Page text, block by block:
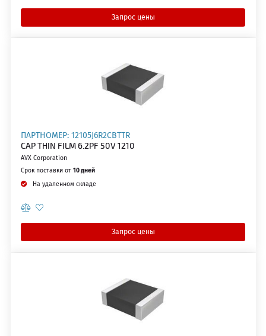
Запрос цены
ПАРТНОМЕР: 12105J6R2CBTTR
CAP THIN FILM 6.2PF 50V 1210
AVX Corporation
Срок поставки от 10 дней
На удаленном складе
Запрос цены